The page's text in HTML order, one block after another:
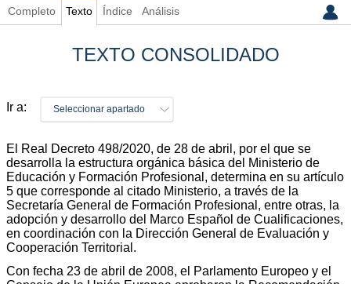
Completo Texto Índice Análisis
TEXTO CONSOLIDADO
Ir a: Seleccionar apartado
El Real Decreto 498/2020, de 28 de abril, por el que se
desarrolla la estructura orgánica básica del Ministerio de
Educación y Formación Profesional, determina en su artículo
5 que corresponde al citado Ministerio, a través de la
Secretaría General de Formación Profesional, entre otras, la
adopción y desarrollo del Marco Español de Cualificaciones,
en coordinación con la Dirección General de Evaluación y
Cooperación Territorial.
Con fecha 23 de abril de 2008, el Parlamento Europeo y el